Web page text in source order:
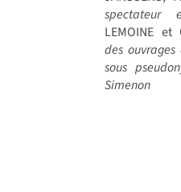
spectateur
LEMOINE et
des
sous
Simenon